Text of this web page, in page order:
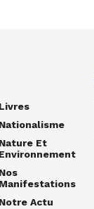
Livres
Nationalisme
Nature Et
Environnement
Nos
Manifestations
Notre Actu